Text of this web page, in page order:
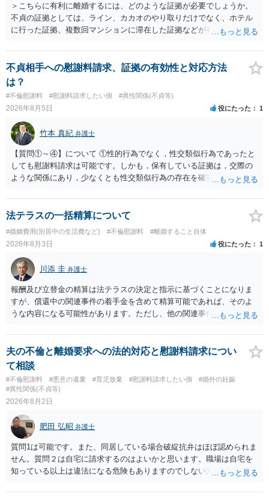
＞こちらに有利に離婚するには、どのような証拠が必要でしょうか。
不貞の証拠としては、ライン、カカオのやり取りだけでなく、ホテル
に行った証拠、複数回マンションに滞在した証拠などが有効です。 不
婚する、慰謝料をとるなど）ことができると思われます。 ただし、不
貞発覚後、長期間同居を続けると、不貞を許したとの評価につながる
場合がありますので、ご注意ください。 以上、ご参考まで。
不貞相手への慰謝料請求、証拠の有効性と対応方法
は？
#不倫慰謝料 #慰謝料請求したい側 #異性関係(不貞等)
2026年8月5日 役にたった 1
竹本 真紀 弁護士
【質問①～④】について ①性的行為でなく，性交類似行為であったと
しても慰謝料請求は可能です。しかも，保有している証拠は，交際の
ような関係にあり，少なくとも性交類似行為の存在を確実に証明でき
ことを窺わせるものです。）。ですから，慰謝料請求を進めることで
よいと思います。 ただ．慰謝料額については，婚姻破綻に至っていな
いとして，この点を考慮されることになるかもしれません。 ②夫との
今後のことを考えて書いてもらうか否かを検討するのがよいと思いま
す。今ある証拠以上のことを証明（証明力を強めることも含む）でき
るのであれば，前向きに検討を進めるという考え方でもよいでしょ
う。慰謝料請求としては証拠として使えることが前提であり，その価
値と夫との関係との均衡のように思います。 ③行政書士に委任をして
いるのであれば，どのような内容の委任なのか不明ですが，その行政
書士との協議になると思います。請求するか，訴訟にするか，その点
の見極めや，相手方は性交類似行為は認めているのか，それさえも否
定しているのかによって，考え方・進め方は変わってくると思いま
す。 ④性交類似行為を認めているにもかかわらず支払を拒否するので
あれば，本人（行政書士でも同じだと思います。）への対応ではあま
り変わらないように思います。減額で折り合えるなら本人様の交渉で
もよいように思いますが，ゼロかどうかの観点であれば，訴訟に進む
しかなくなるようにも思います。そうしますと，お近くの弁護士に相
談して進めることを検討した方がよいようにも思います。
法テラスの一括精算について
#婚姻費用(別居中の生活費など) #不倫慰謝料 #離婚すること自体
2026年8月3日 役にたった 1
川添 圭 弁護士
報酬及び立替金の精算は法テラスの決定と指示に基づくことになりま
すが、償還中の関連事件の着手金を含めて精算可能であれば、そのよ
うな内容になる可能性があります。ただし、他の関連事件でも相手方
情によって対応が違いますので、法テラスへお尋ねいただいた方が確
実です。
夫の不倫と離婚要求への法的対応と慰謝料請求につい
て相談
#不倫慰謝料 #悪意の遺棄 #育児放棄 #慰謝料請求したい側
#婚外の妊娠
#異性関係(不貞等)
2026年8月2日
肥田 弘昭 弁護士
質問1は可能です。また、同居している場合破綻抗弁はほぼ認められま
せん。質問２は自宅に請求するのはよいかと思います。職場は自宅を
知っている以上は違法になる危険もありますのでしない方が良いで
かと思います。有責配偶者ですので相手方からの離婚は拒否しても仮